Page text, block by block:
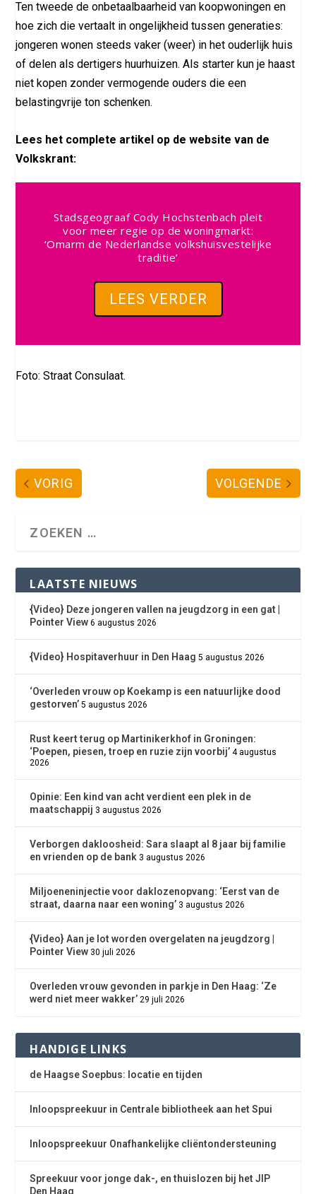
Ten tweede de onbetaalbaarheid van koopwoningen en
hoe zich die vertaalt in ongelijkheid tussen generaties:
jongeren wonen steeds vaker (weer) in het ouderlijk huis
of delen als dertigers huur­huizen. Als starter kun je haast
niet kopen zonder vermogende ouders die een
belastingvrije ton schenken.
Lees het complete artikel op de website van de
Volkskrant:
Stadsgeograaf Cody Hochstenbach pleit
voor meer regie op de woningmarkt:
‘Omarm de Nederlandse volkshuis­vestelijke
traditie’
LEES VERDER
Foto: Straat Consulaat.
VORIG VOLGENDE
LAATSTE NIEUWS
{Video} Deze jongeren vallen na jeugdzorg in een gat |
Pointer View 6 augustus 2026
{Video} Hospitaverhuur in Den Haag 5 augustus 2026
‘Overleden vrouw op Koekamp is een natuurlijke dood
gestorven’ 5 augustus 2026
Rust keert terug op Martinikerkhof in Groningen:
‘Poepen, piesen, troep en ruzie zijn voorbij’ 4 augustus
2026
Opinie: Een kind van acht verdient een plek in de
maatschappij 3 augustus 2026
Verborgen dakloosheid: Sara slaapt al 8 jaar bij familie
en vrienden op de bank 3 augustus 2026
Miljoeneninjectie voor daklozenopvang: ‘Eerst van de
straat, daarna naar een woning’ 3 augustus 2026
{Video} Aan je lot worden overgelaten na jeugdzorg |
Pointer View 30 juli 2026
Overleden vrouw gevonden in parkje in Den Haag: ‘Ze
werd niet meer wakker’ 29 juli 2026
HANDIGE LINKS
de Haagse Soepbus: locatie en tijden
Inloopspreekuur in Centrale bibliotheek aan het Spui
Inloopspreekuur Onafhankelijke cliëntondersteuning
Spreekuur voor jonge dak-, en thuislozen bij het JIP
Den Haag